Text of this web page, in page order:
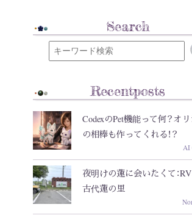
Search
Recentposts
CodexのPet機能って何？オ
の相棒も作ってくれる！？
AI
夜明けの蓮に会いたくて：
古代蓮の里